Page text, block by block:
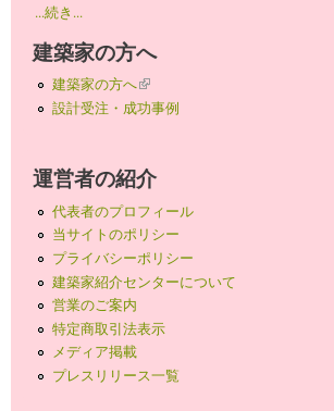
...続き...
建築家の方へ
建築家の方へ(link is external)
設計受注・成功事例
運営者の紹介
代表者のプロフィール
当サイトのポリシー
プライバシーポリシー
建築家紹介センターについて
営業のご案内
特定商取引法表示
メディア掲載
プレスリリース一覧